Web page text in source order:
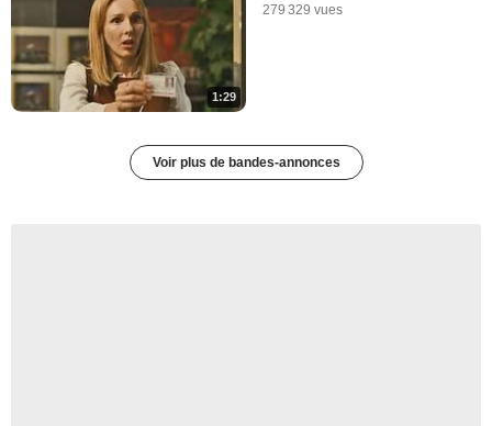
1:29
279 329 vues
Voir plus de bandes-annonces